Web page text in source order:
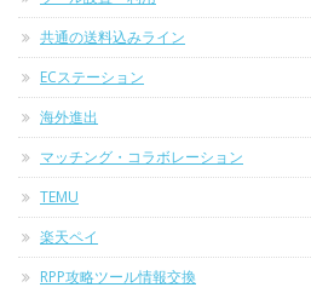
共通の送料込みライン
ECステーション
海外進出
マッチング・コラボレーション
TEMU
楽天ペイ
RPP攻略ツール情報交換